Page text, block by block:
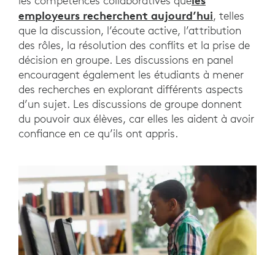
employeurs recherchent aujourd’hui, telles
que la discussion, l’écoute active, l’attribution
des rôles, la résolution des conflits et la prise de
décision en groupe. Les discussions en panel
encouragent également les étudiants à mener
des recherches en explorant différents aspects
d’un sujet. Les discussions de groupe donnent
du pouvoir aux élèves, car elles les aident à avoir
confiance en ce qu’ils ont appris.